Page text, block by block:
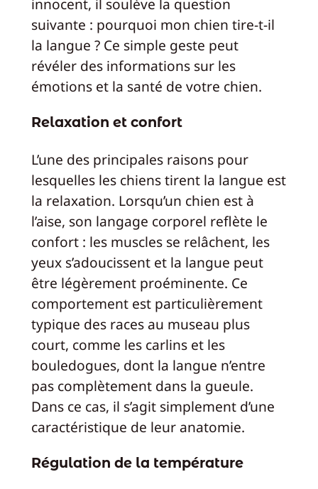
suivante : pourquoi mon chien tire-t-il
la langue ? Ce simple geste peut
révéler des informations sur les
émotions et la santé de votre chien.
Relaxation et confort
L’une des principales raisons pour
lesquelles les chiens tirent la langue est
la relaxation. Lorsqu’un chien est à
l’aise, son langage corporel reflète le
confort : les muscles se relâchent, les
yeux s’adoucissent et la langue peut
être légèrement proéminente. Ce
comportement est particulièrement
typique des races au museau plus
court, comme les carlins et les
bouledogues, dont la langue n’entre
pas complètement dans la gueule.
Dans ce cas, il s’agit simplement d’une
caractéristique de leur anatomie.
Régulation de la température